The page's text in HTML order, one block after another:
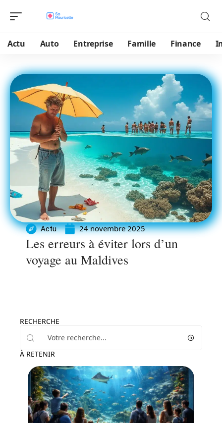
Actu Auto Entreprise Famille Finance
Actu 24 novembre 2025
Les erreurs à éviter lors d’un
voyage au Maldives
RECHERCHE
À RETENIR
Loisirs